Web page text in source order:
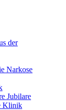
der
Narkose
Jubilare
Klinik